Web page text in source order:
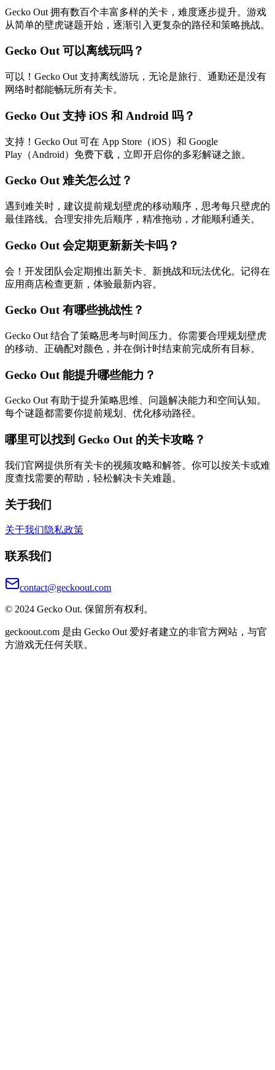
Gecko Out 拥有数百个丰富多样的关卡，难度逐步提升。游戏
从简单的壁虎谜题开始，逐渐引入更复杂的路径和策略挑战。
Gecko Out 可以离线玩吗？
可以！Gecko Out 支持离线游玩，无论是旅行、通勤还是没有
网络时都能畅玩所有关卡。
Gecko Out 支持 iOS 和 Android 吗？
支持！Gecko Out 可在 App Store（iOS）和 Google
Play（Android）免费下载，立即开启你的多彩解谜之旅。
Gecko Out 难关怎么过？
遇到难关时，建议提前规划壁虎的移动顺序，思考每只壁虎的
最佳路线。合理安排先后顺序，精准拖动，才能顺利通关。
Gecko Out 会定期更新新关卡吗？
会！开发团队会定期推出新关卡、新挑战和玩法优化。记得在
应用商店检查更新，体验最新内容。
Gecko Out 有哪些挑战性？
Gecko Out 结合了策略思考与时间压力。你需要合理规划壁虎
的移动、正确配对颜色，并在倒计时结束前完成所有目标。
Gecko Out 能提升哪些能力？
Gecko Out 有助于提升策略思维、问题解决能力和空间认知。
每个谜题都需要你提前规划、优化移动路径。
哪里可以找到 Gecko Out 的关卡攻略？
我们官网提供所有关卡的视频攻略和解答。你可以按关卡或难
度查找需要的帮助，轻松解决卡关难题。
关于我们
关于我们隐私政策
联系我们
contact@geckoout.com
© 2024 Gecko Out. 保留所有权利。
geckoout.com 是由 Gecko Out 爱好者建立的非官方网站，与官
方游戏无任何关联。